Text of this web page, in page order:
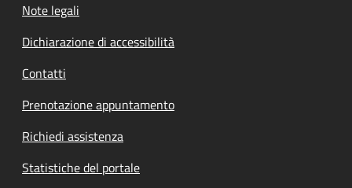
Note legali
Dichiarazione di accessibilità
Contatti
Prenotazione appuntamento
Richiedi assistenza
Statistiche del portale